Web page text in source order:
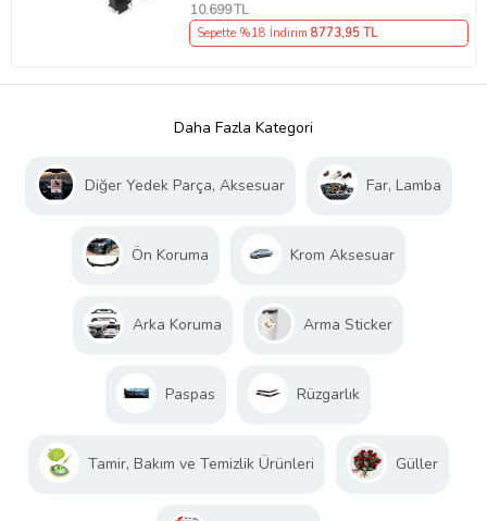
10.699TL
Sepette %18 İndirim 8773,95 TL
Daha Fazla Kategori
Diğer Yedek Parça, Aksesuar Far, Lamba
Ön Koruma Krom Aksesuar
Arka Koruma Arma Sticker
Paspas Rüzgarlık
Tamir, Bakım ve Temizlik Ürünleri Güller